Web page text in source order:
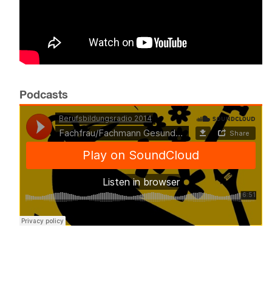
Podcasts